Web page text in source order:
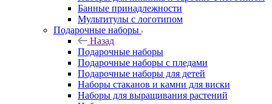
Банные принадлежности
Мультитулы с логотипом
Подарочные наборы
Назад
Подарочные наборы
Подарочные наборы с пледами
Подарочные наборы для детей
Наборы стаканов и камни для виски
Наборы для выращивания растений